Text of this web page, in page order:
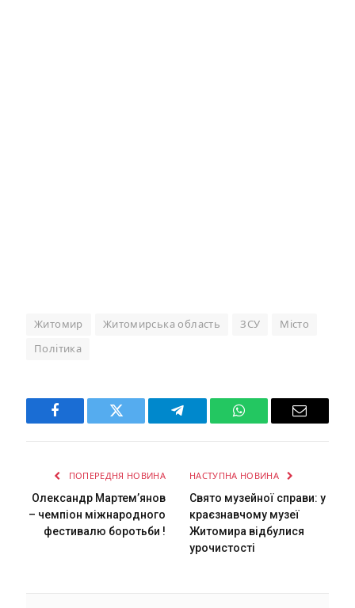
Житомир Житомирська область ЗСУ Місто
Політика
Facebook Twitter Telegram WhatsAppEmail
ПОПЕРЕДНЯ НОВИНА
Олександр Мартем’янов
– чемпіон міжнародного
фестивалю боротьби !
НАСТУПНА НОВИНА
Свято музейної справи: у
краєзнавчому музеї
Житомира відбулися
урочистості